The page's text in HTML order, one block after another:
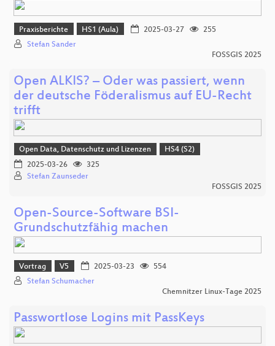
Praxisberichte HS1 (Aula) 2025-03-27
255
Stefan Sander
FOSSGIS 2025
Open ALKIS? – Oder was passiert, wenn
der deutsche Föderalismus auf EU-Recht
trifft
Open Data, Datenschutz und Lizenzen
HS4 (S2)
2025-03-26
325
Stefan Zaunseder
FOSSGIS 2025
Open-Source-Software BSI-
Grundschutzfähig machen
Vortrag V5 2025-03-23
554
Stefan Schumacher
Chemnitzer Linux-Tage 2025
Passwortlose Logins mit PassKeys